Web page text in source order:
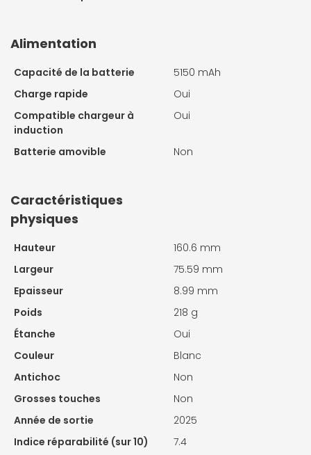
Alimentation
Capacité de la batterie
5150 mAh
Charge rapide
Oui
Compatible chargeur à
induction
Oui
Batterie amovible Non
Caractéristiques
physiques
Hauteur
160.6 mm
Largeur
75.59 mm
Epaisseur
8.99 mm
Poids
218 g
Étanche
Oui
Couleur
Blanc
Antichoc
Non
Grosses touches
Non
Année de sortie
2025
Indice réparabilité (sur 10)
7.4